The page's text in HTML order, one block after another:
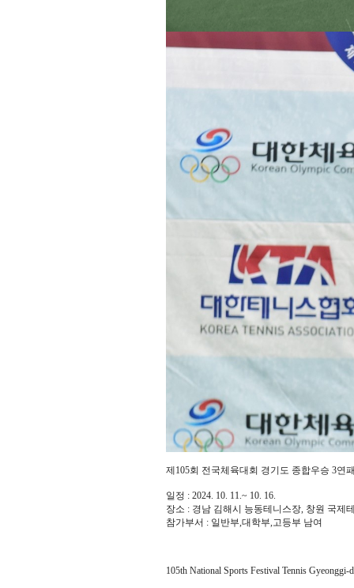
제105회 전국체육대회 경기도 종합우승 3연
일정 : 2024. 10. 11.~ 10. 16.
장소 : 경남 김해시 능동테니스장, 창원 국제
참가부서 : 일반부,대학부,고등부 남여
105th National Sports Festival Tennis